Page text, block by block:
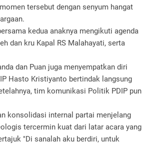
tersebut dengan senyum hangat
kedua anaknya mengikuti agenda
dan kru Kapal RS Malahayati, serta
dan Puan juga menyempatkan diri
Hasto Kristiyanto bertindak langsung
tim komunikasi Politik PDIP pun
konsolidasi internal partai menjelang
tercermin kuat dari latar acara yang
"Di sanalah aku berdiri, untuk